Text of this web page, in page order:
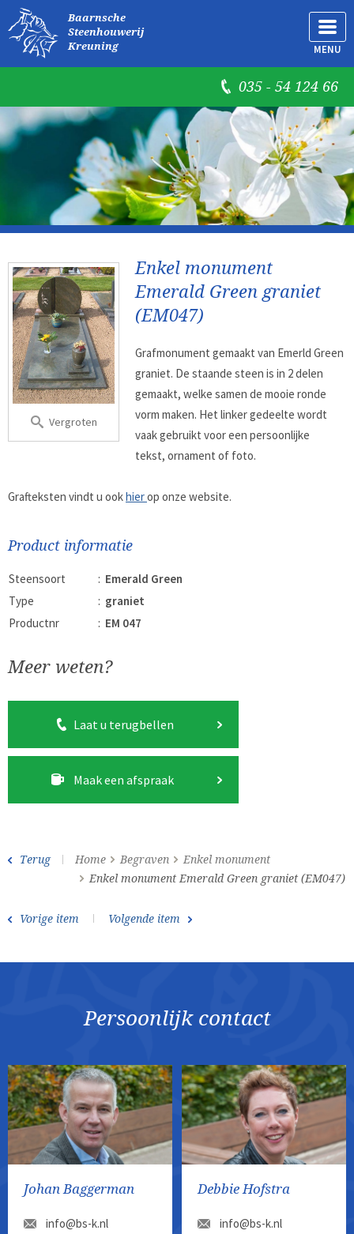
Baarnsche
Steenhouwerij
Kreuning
MENU
035 - 54 124 66
Vergroten
Enkel monument
Emerald Green graniet
(EM047)
Grafmonument gemaakt van Emerld Green
graniet. De staande steen is in 2 delen
gemaakt, welke samen de mooie ronde
vorm maken. Het linker gedeelte wordt
vaak gebruikt voor een persoonlijke
tekst, ornament of foto.
Grafteksten vindt u ookhierop onze website.
Product informatie
Steensoort : Emerald Green
Type
: graniet
Productnr
: EM 047
Meer weten?
Laat u terugbellen
Maak een afspraak
Terug Home Begraven
Enkel monument
Enkel monument Emerald Green graniet (EM047)
Vorige item Volgende item
Persoonlijk contact
Johan Baggerman
info@bs-k.nl
Debbie Hofstra
info@bs-k.nl